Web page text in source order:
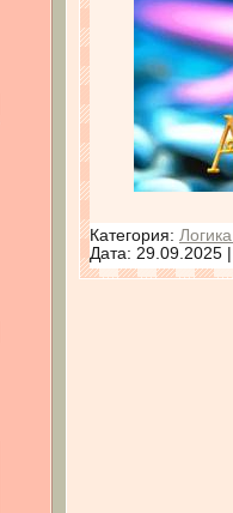
Категория:
Дата: 29.09.2025